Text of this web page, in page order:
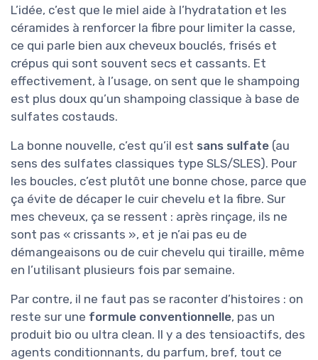
L’idée, c’est que le miel aide à l’hydratation et les
céramides à renforcer la fibre pour limiter la casse,
ce qui parle bien aux cheveux bouclés, frisés et
crépus qui sont souvent secs et cassants. Et
effectivement, à l’usage, on sent que le shampoing
est plus doux qu’un shampoing classique à base de
sulfates costauds.
La bonne nouvelle, c’est qu’il est sans sulfate (au
sens des sulfates classiques type SLS/SLES). Pour
les boucles, c’est plutôt une bonne chose, parce que
ça évite de décaper le cuir chevelu et la fibre. Sur
mes cheveux, ça se ressent : après rinçage, ils ne
sont pas « crissants », et je n’ai pas eu de
démangeaisons ou de cuir chevelu qui tiraille, même
en l’utilisant plusieurs fois par semaine.
Par contre, il ne faut pas se raconter d’histoires : on
reste sur une formule conventionnelle, pas un
produit bio ou ultra clean. Il y a des tensioactifs, des
agents conditionnants, du parfum, bref, tout ce